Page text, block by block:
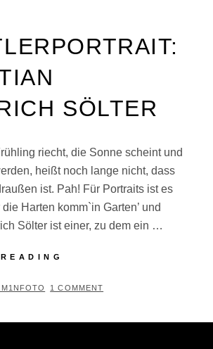
SÖLTER
riecht, die Sonne scheint und
heißt noch lange nicht, dass
ist. Pah! Für Portraits ist es
die Harten komm`in Garten’ und
Sölter ist einer, zu dem ein …
FRIEDRICH
1 COMMENT